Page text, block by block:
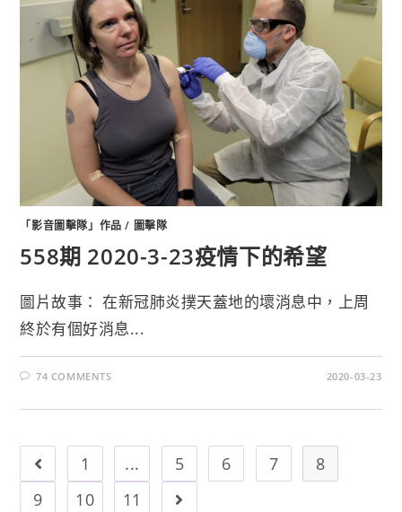
「影音圖擊隊」作品 / 圖擊隊
558期 2020-3-23疫情下的希望
圖片故事： 在新冠肺炎撲天蓋地的壞消息中，上周
終於有個好消息...
74 COMMENTS 2020-03-23
1 ... 5 6 7
8
9
10 11